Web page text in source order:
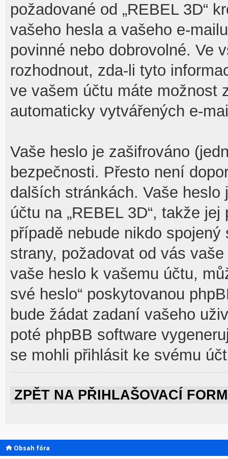
požadované od „REBEL 3D“
vašeho hesla a vašeho e-
povinné nebo dobrovolné. Ve
rozhodnout, zda-li tyto
ve vašem účtu máte možnost
automaticky vytvářených e-
Vaše heslo je zašifrováno
bezpečnosti. Přesto není
dalších stránkách. Vaše
účtu na „REBEL 3D“, takže
případě nebude nikdo spojený
strany, požadovat od vás
vaše heslo k vašemu účtu,
své heslo“ poskytovanou
bude žádat zadaní vašeho
poté phpBB software
se mohli přihlásit ke svému
ZPĚT NA PŘIHLAŠOVACÍ
Obsah fóra